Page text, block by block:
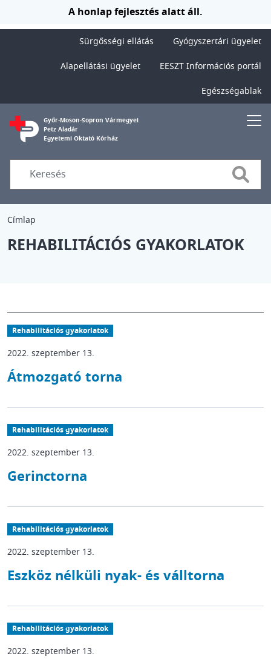
Ugrás a tartalomraA honlap fejlesztés alatt áll.
Sürgősségi ellátás
Gyógyszertári ügyelet
Alapellátási ügyelet
EESZT Információs portál
Egészségablak
Győr-Moson-Sopron Vármegyei
Petz Aladár
Egyetemi Oktató Kórház
Search
Címlap
REHABILITÁCIÓS GYAKORLATOK
Rehabilitációs gyakorlatok
2022. szeptember 13.
Átmozgató torna
Rehabilitációs gyakorlatok
2022. szeptember 13.
Gerinctorna
Rehabilitációs gyakorlatok
2022. szeptember 13.
Eszköz nélküli nyak- és válltorna
Rehabilitációs gyakorlatok
2022. szeptember 13.